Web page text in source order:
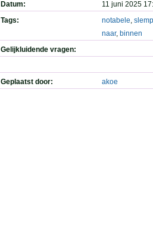
Datum:
11 juni 2025
Tags:
notabele, slemp
naar, binnen
Gelijkluidende vragen:
Geplaatst door: akoe